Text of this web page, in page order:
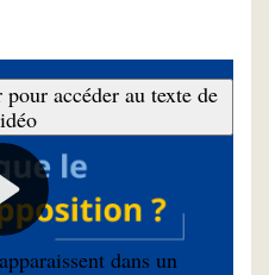
accéder au texte de
dans un